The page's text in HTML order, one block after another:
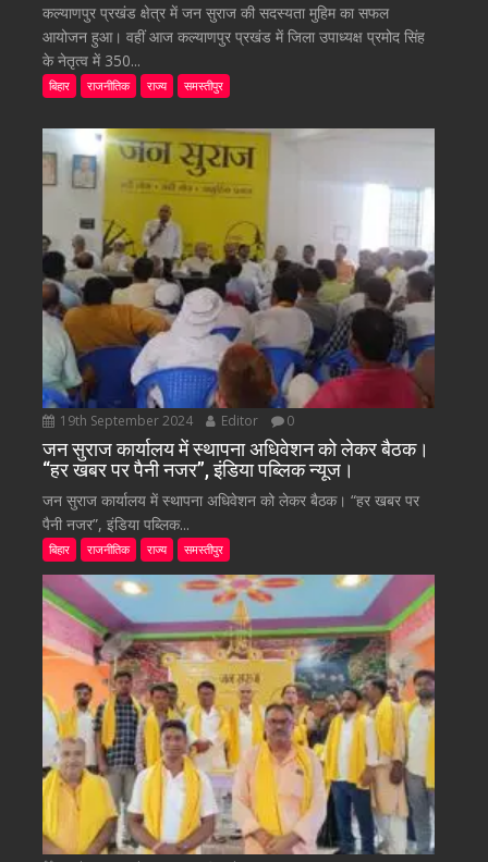
कल्याणपुर प्रखंड क्षेत्र में जन सुराज की सदस्यता मुहिम का सफल
आयोजन हुआ। वहीं आज कल्याणपुर प्रखंड में जिला उपाध्यक्ष प्रमोद सिंह
के नेतृत्व में 350...
बिहार राजनीतिक राज्य समस्तीपुर
19th September 2024 Editor 0
जन सुराज कार्यालय में स्थापना अधिवेशन को लेकर बैठक।
“हर खबर पर पैनी नजर”, इंडिया पब्लिक न्यूज।
जन सुराज कार्यालय में स्थापना अधिवेशन को लेकर बैठक। “हर खबर पर
पैनी नजर”, इंडिया पब्लिक...
बिहार राजनीतिक राज्य समस्तीपुर